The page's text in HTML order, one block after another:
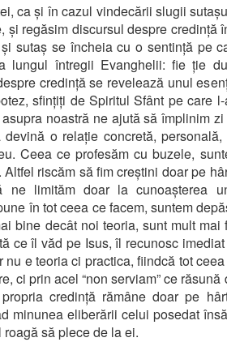
ca și în cazul vindecării slugii
regăsim discursul despre credință
sutaș se încheia cu o sentință pe
lungul întregii Evanghelii: fie ție
credință se revelează unul
sfințiți de Spiritul Sfânt pe care l-
noastră ne ajută să împlinim
o relație concretă, personală,
Ceea ce profesăm cu buzele,
riscăm să fim creștini doar pe
ne limităm doar la cunoașterea
în tot ceea ce facem, suntem
bine decât noi teoria, sunt mult mai
ce îl văd pe Isus, îl recunosc
e teoria ci practica, fiindcă tot
ci prin acel “non serviam” ce răsună
credință rămâne doar pe
minunea eliberării celui posedat
să plece de la ei.